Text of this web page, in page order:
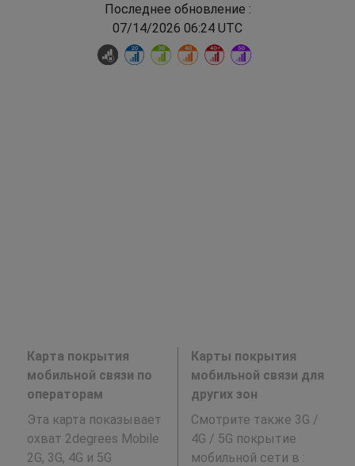
Последнее обновление :
07/14/2026 06:24 UTC
Карта покрытия
мобильной связи по
операторам
Эта карта показывает
охват 2degrees Mobile
2G, 3G, 4G и 5G
Карты покрытия
мобильной связи для
других зон
Смотрите также 3G /
4G / 5G покрытие
мобильной сети в :